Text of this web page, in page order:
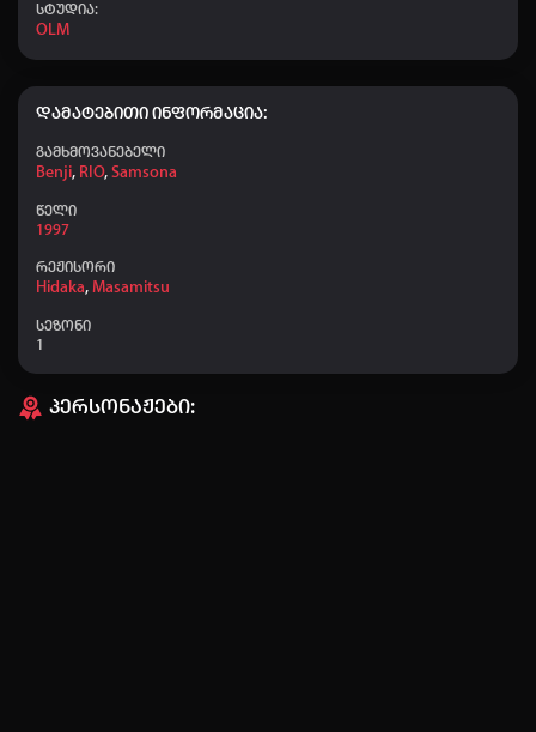
👤 Dato chitrekashvili +40 07:57
სტუდია:
OLM
დამატებითი ინფორმაცია:
გამხმოვანებელი
Benji, RIO, Samsona
წელი
1997
რეჟისორი
Hidaka, Masamitsu
სეზონი
1
პერსონაჟები: